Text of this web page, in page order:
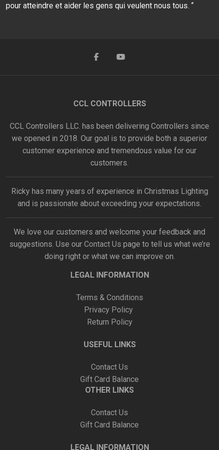
pour atteindre et aider les gens qui veulent nous tous. “
CCL CONTROLLERS
CCL Controllers LLC. has been delivering Controllers since
we opened in 2018. Our goal is to provide both a superior
customer experience and tremendous value for our
customers.
Ricky has many years of experience in Christmas Lighting
and is passionate about exceeding your expectations.
We love our customers and welcome your feedback and
suggestions. Use our Contact Us page to tell us what we’re
doing right or what we can improve on.
LEGAL INFORMATION
Terms & Conditions
Privacy Policy
Return Policy
USEFUL LINKS
Contact Us
Gift Card Balance
OTHER LINKS
Contact Us
Gift Card Balance
LEGAL INFORMATION